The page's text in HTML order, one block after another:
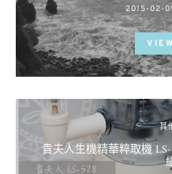
POSTED
ON
2015-02-
其
貴夫人生機精華粹取機